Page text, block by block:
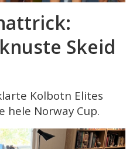
Skeid
Kolbotn Elites
hele Norway Cup.